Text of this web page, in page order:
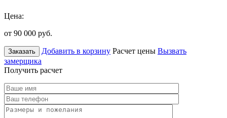
Цена:
от 90 000 руб.
Заказать Добавить в корзину Расчет цены Вызвать
замерщика
Получить расчет